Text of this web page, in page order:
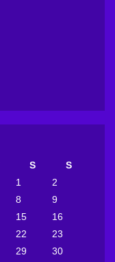
S
S
1
2
8
9
15
16
22
23
29 30